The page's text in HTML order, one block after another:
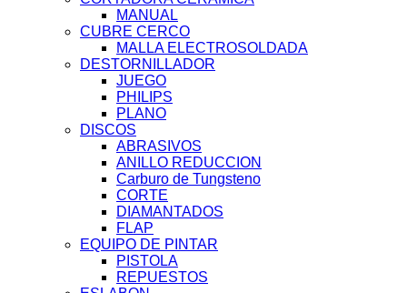
MANUAL
CUBRE CERCO
MALLA ELECTROSOLDADA
DESTORNILLADOR
JUEGO
PHILIPS
PLANO
DISCOS
ABRASIVOS
ANILLO REDUCCION
Carburo de Tungsteno
CORTE
DIAMANTADOS
FLAP
EQUIPO DE PINTAR
PISTOLA
REPUESTOS